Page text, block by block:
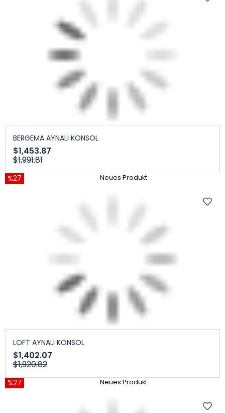
BERGEMA AYNALI KONSOL
$1,453.87
$1,991.81
%27 Neues Produkt
LOFT AYNALI KONSOL
$1,402.07
$1,920.82
%27 Neues Produkt